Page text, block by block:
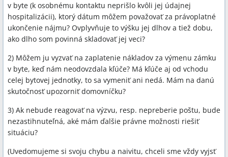
v byte (k osobnému kontaktu neprišlo kvôli jej údajnej
hospitalizácii), ktorý dátum môžem považovať za právoplatné
ukončenie nájmu? Ovplyvňuje to výšku jej dlhov a tiež dobu,
ako dlho som povinná skladovať jej veci?
2) Môžem ju vyzvať na zaplatenie nákladov za výmenu zámku
v byte, keď nám neodovzdala kľúče? Má kľúče aj od vchodu
celej bytovej jednotky, to sa vymeniť ani nedá. Mám na danú
skutočnosť upozorniť domovníčku?
3) Ak nebude reagovať na výzvu, resp. nepreberie poštu, bude
nezastihnuteľná, aké mám ďalšie právne možnosti riešiť
situáciu?
(Uvedomujeme si svoju chybu a naivitu, chceli sme vždy vyjsť